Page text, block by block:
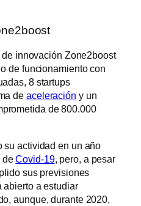
innovación Zone2boost
de funcionamiento con
8 startups
de aceleración y un
de 800.000
su actividad en un año
deCovid-19, pero, a pesar
sus previsiones
abierto a estudiar
aunque, durante 2020,